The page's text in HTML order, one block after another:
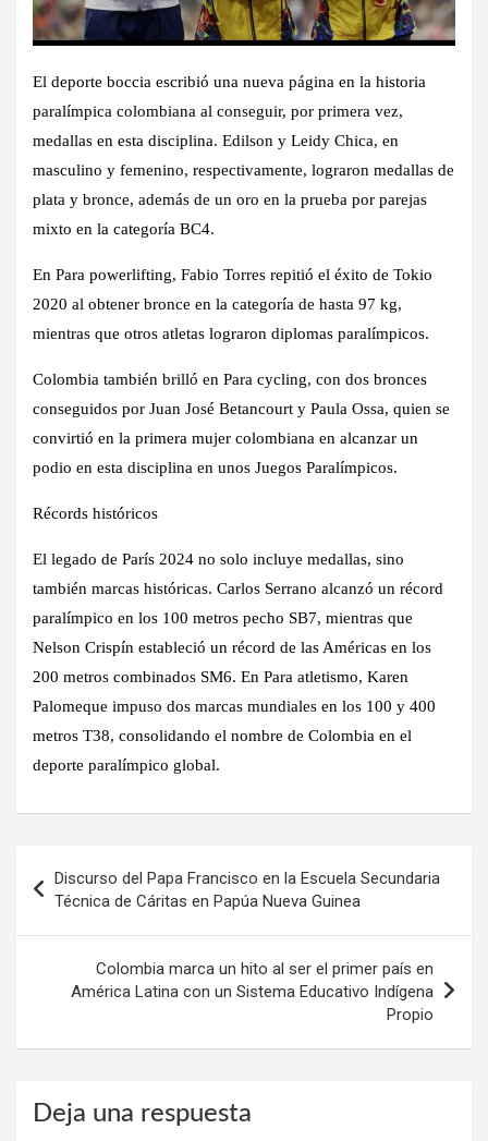
El deporte boccia escribió una nueva página en la historia
paralímpica colombiana al conseguir, por primera vez,
medallas en esta disciplina. Edilson y Leidy Chica, en
masculino y femenino, respectivamente, lograron medallas de
plata y bronce, además de un oro en la prueba por parejas
mixto en la categoría BC4.
En Para powerlifting, Fabio Torres repitió el éxito de Tokio
2020 al obtener bronce en la categoría de hasta 97 kg,
mientras que otros atletas lograron diplomas paralímpicos.
Colombia también brilló en Para cycling, con dos bronces
conseguidos por Juan José Betancourt y Paula Ossa, quien se
convirtió en la primera mujer colombiana en alcanzar un
podio en esta disciplina en unos Juegos Paralímpicos.
Récords históricos
El legado de París 2024 no solo incluye medallas, sino
también marcas históricas. Carlos Serrano alcanzó un récord
paralímpico en los 100 metros pecho SB7, mientras que
Nelson Crispín estableció un récord de las Américas en los
200 metros combinados SM6. En Para atletismo, Karen
Palomeque impuso dos marcas mundiales en los 100 y 400
metros T38, consolidando el nombre de Colombia en el
deporte paralímpico global.
de
entradas
Discurso del Papa Francisco en la Escuela Secundaria
Técnica de Cáritas en Papúa Nueva Guinea
Colombia marca un hito al ser el primer país en
América Latina con un Sistema Educativo Indígena
Propio
Deja una respuesta